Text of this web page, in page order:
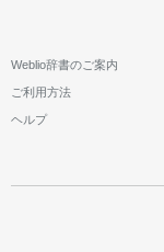
Weblio辞書のご案内
ご利用方法
ヘルプ